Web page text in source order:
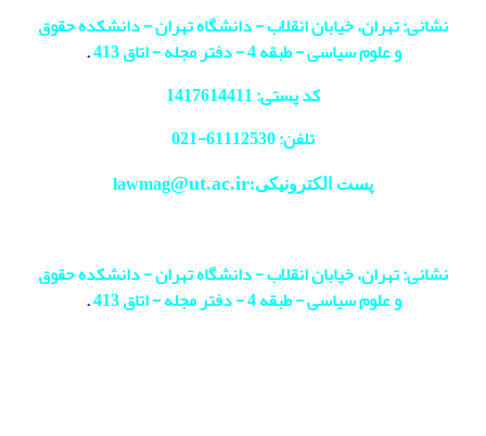
نشانی: تهران، خیابان انقلاب - دانشگاه تهران - دانشکده حقوق
و علوم سیاسی - طبقه 4 - دفتر مجله - اتاق 413
.
کد پستی: 1417614411
تلفن: 61112530-
021
پست الکترونیکی:lawmag@ut.ac.ir
نشانی: تهران، خیابان انقلاب - دانشگاه تهران - دانشکده حقوق
و علوم سیاسی - طبقه 4 - دفتر مجله - اتاق 413
.